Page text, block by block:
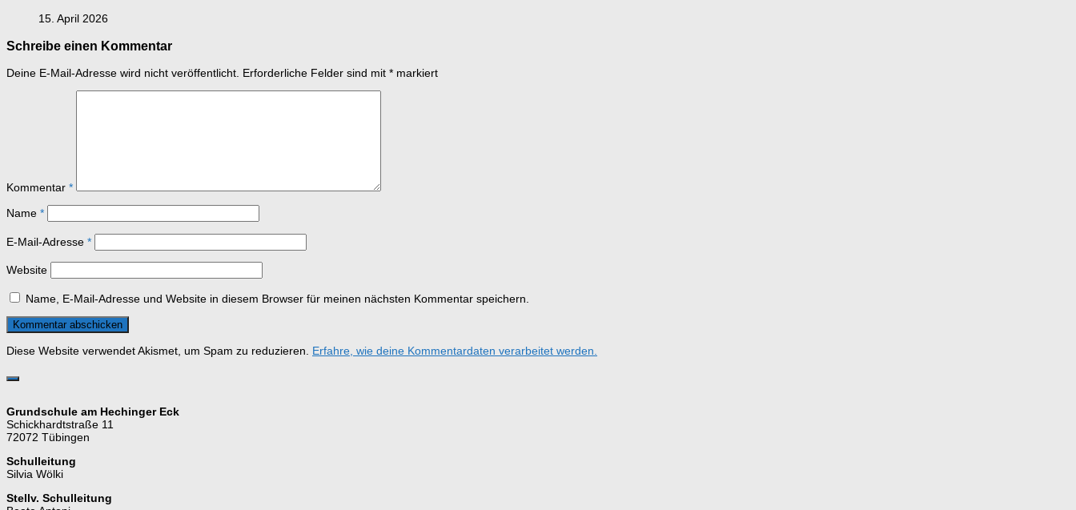
15. April 2026
Schreibe einen Kommentar
Deine E-Mail-Adresse wird nicht veröffentlicht. Erforderliche Felder sind mit * markiert
Kommentar *
Name *
E-Mail-Adresse *
Website
Name, E-Mail-Adresse und Website in diesem Browser für meinen nächsten Kommentar speichern.
Diese Website verwendet Akismet, um Spam zu reduzieren. Erfahre, wie deine Kommentardaten verarbeitet werden.
Grundschule am Hechinger Eck
Schickhardtstraße 11
72072 Tübingen
Schulleitung
Silvia Wölki
Stellv. Schulleitung